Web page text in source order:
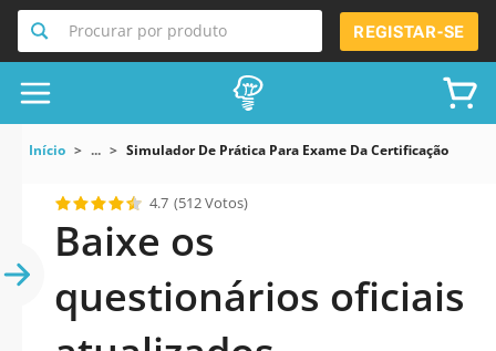
Procurar por produto REGISTAR-SE
Início ... Simulador De Prática Para Exame Da Certificação
4.7 (512 Votos)
Baixe os
questionários oficiais